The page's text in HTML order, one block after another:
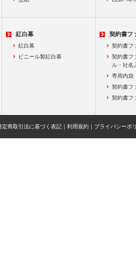
紅白幕
紅白幕
ビニール製紅白幕
契約書フ
契約書フ
契約書フ
ル・社名
専用内袋
契約書フ
契約書フ
定商取引法に基づく表記 利用規約 プライバシーポ